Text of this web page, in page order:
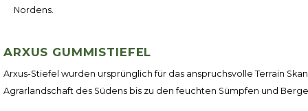
Nordens.
ARXUS GUMMISTIEFEL
Arxus-Stiefel wurden ursprünglich für das anspruchsvolle Terrain
Agrarlandschaft des Südens bis zu den feuchten Sümpfen und